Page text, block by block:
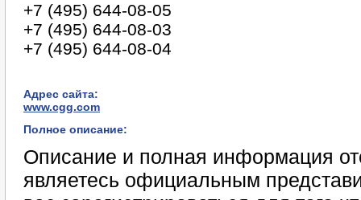
+7 (495) 644-08-05
+7 (495) 644-08-03
+7 (495) 644-08-04
Адрес сайта:
www.cgg.com
Полное описание:
Описание и полная информация
являетесь официальным